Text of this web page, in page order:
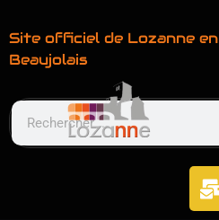
Site officiel de Lozanne en
Beaujolais